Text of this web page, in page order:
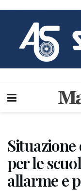
per le
allarme e